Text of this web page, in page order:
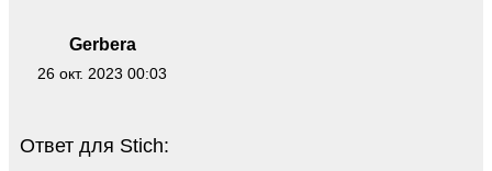
Gerbera
26 окт. 2023 00:03
Ответ для Stich: